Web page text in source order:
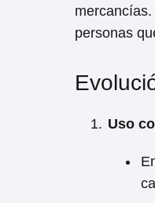
mercancías.
personas
Uso